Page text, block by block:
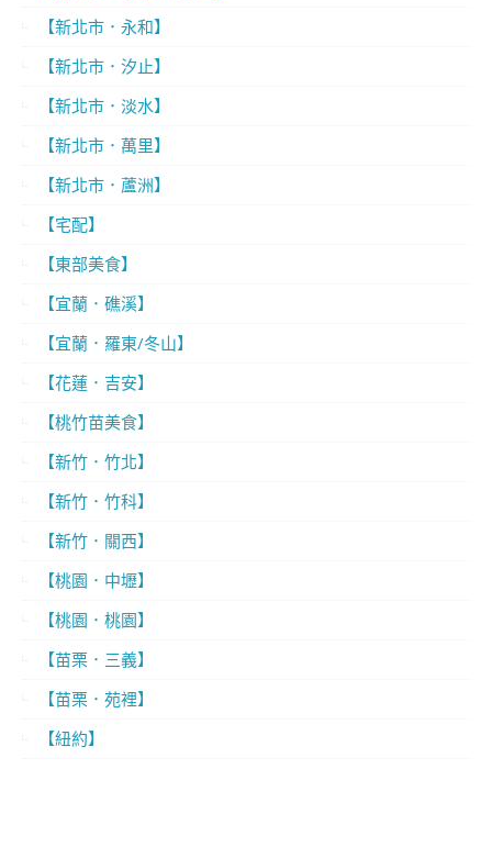
【新北市．永和】
【新北市．汐止】
【新北市．淡水】
【新北市．萬里】
【新北市．蘆洲】
【宅配】
【東部美食】
【宜蘭．礁溪】
【宜蘭．羅東/冬山】
【花蓮．吉安】
【桃竹苗美食】
【新竹．竹北】
【新竹．竹科】
【新竹．關西】
【桃園．中壢】
【桃園．桃園】
【苗栗．三義】
【苗栗．苑裡】
【紐約】